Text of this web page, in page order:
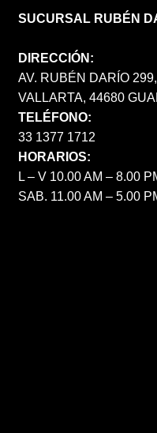
SUCURSAL RUBÉN
DIRECCIÓN:
AV. RUBÉN DARÍO
VALLARTA, 44680
TELÉFONO:
33 1377 1712
HORARIOS:
L – V 10.00 AM – 8.00
SAB. 11.00 AM – 5.00